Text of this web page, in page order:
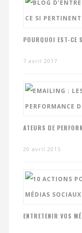
POURQUOI EST-CE
7 avril 2017
ATEURS DE
20 avril 2015
ENTRETENIR VOS